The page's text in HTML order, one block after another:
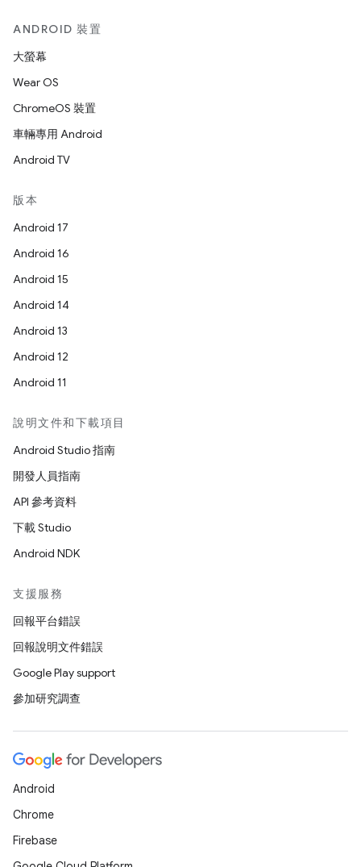
ANDROID 裝置
大螢幕
Wear OS
ChromeOS 裝置
車輛專用 Android
Android TV
版本
Android 17
Android 16
Android 15
Android 14
Android 13
Android 12
Android 11
說明文件和下載項目
Android Studio 指南
開發人員指南
API 參考資料
下載 Studio
Android NDK
支援服務
回報平台錯誤
回報說明文件錯誤
Google Play support
參加研究調查
Android
Chrome
Firebase